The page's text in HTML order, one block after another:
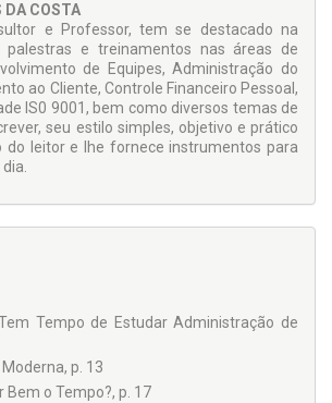
havendo irritação geral,
desrespeito aos aspectos
menor sociabilidade.
no trabalho,quando conseguimos
mais e melhor, dentro de um
nos per­mite concentrar na qualidade, nas
que nos permitem alcançar
resultados.
produzir mais e com melhor qualidade no
melhoria na qualidade de vida na esfera
jornadas das atividades profissionais.
DA COSTA
e Pro­fessor, tem se destacado na
palestras e treinamentos nas áreas de
de Equipes, Administração do
ao Cliente, Controle Financeiro Pessoal,
IS0 9001, bem como diver­sos temas de
seu estilo simples, objetivo e prático
do leitor e lhe fornece instrumentos para
Tempo de Estudar Administração de
p. 13
o Tempo?, p. 17